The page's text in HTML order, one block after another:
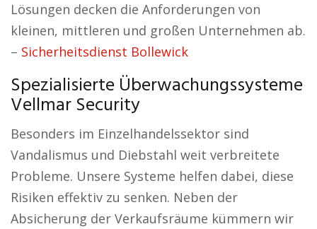
Lösungen decken die Anforderungen von
kleinen, mittleren und großen Unternehmen ab.
– Sicherheitsdienst Bollewick
Spezialisierte Überwachungssysteme
Vellmar Security
Besonders im Einzelhandelssektor sind
Vandalismus und Diebstahl weit verbreitete
Probleme. Unsere Systeme helfen dabei, diese
Risiken effektiv zu senken. Neben der
Absicherung der Verkaufsräume kümmern wir